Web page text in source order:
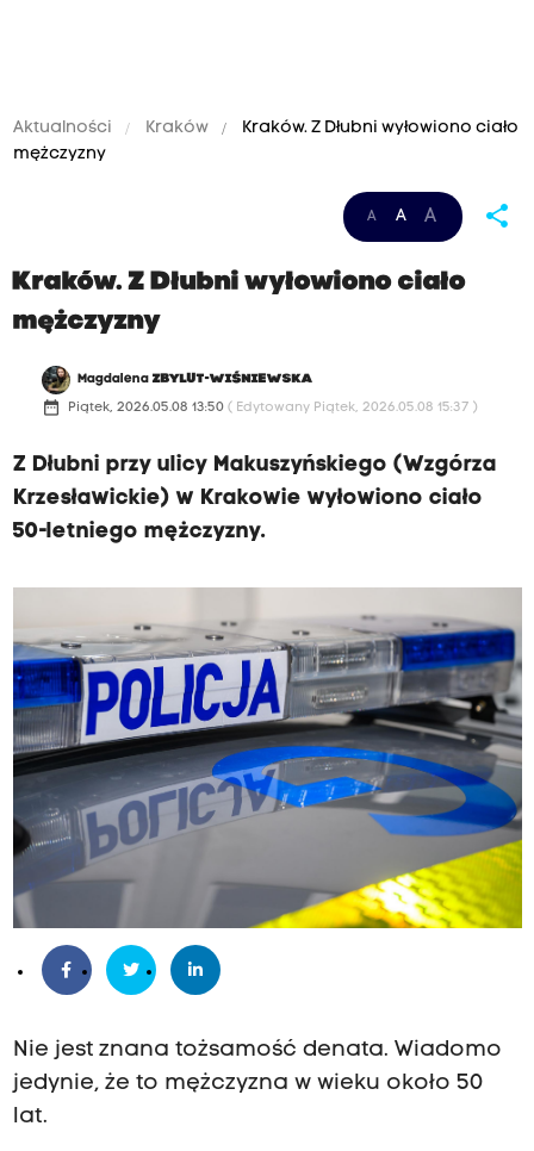
Aktualności Kraków
Kraków. Z Dłubni wyłowiono ciało
mężczyzny
A A A share
Kraków. Z Dłubni wyłowiono ciało
mężczyzny
MagdalenaZBYLUT-WIŚNIEWSKA
date_range Piątek, 2026.05.08 13:50 ( Edytowany Piątek, 2026.05.08 15:37 )
Z Dłubni przy ulicy Makuszyńskiego (Wzgórza
Krzesławickie) w Krakowie wyłowiono ciało
50-letniego mężczyzny.
Nie jest znana tożsamość denata. Wiadomo
jedynie, że to mężczyzna w wieku około 50
lat.